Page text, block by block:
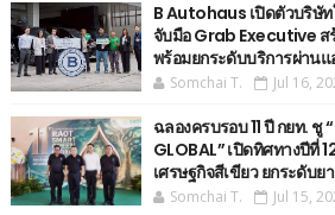
B Autohaus เปิดตัวบริษั
จับมือ Grab Executive ส
พร้อมยกระดับบริการผ่าน
Somchai T. Jul 16,
ฉลองครบรอบ 11 ปี กยท. ชู
GLOBAL” เปิดทิศทางปีที่
เศรษฐกิจสีเขียว ยกระดับย
Somchai T. Jul 15,